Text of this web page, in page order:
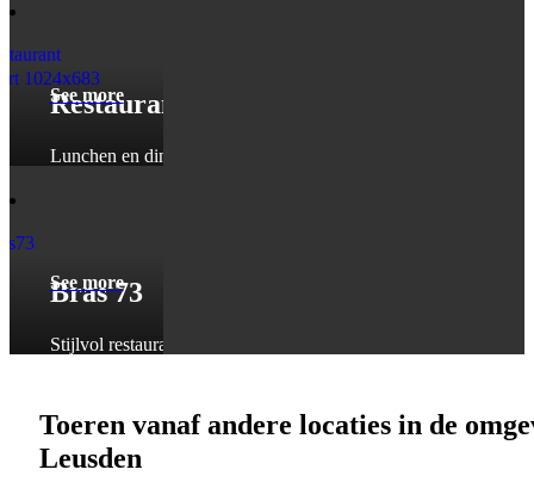
Restaurant Bavoort
Lunchen en dineren aan de rand van den
See more
Bras 73
Stijlvol restaurant in het hartje van
See more
Toeren vanaf andere locaties in de
Leusden